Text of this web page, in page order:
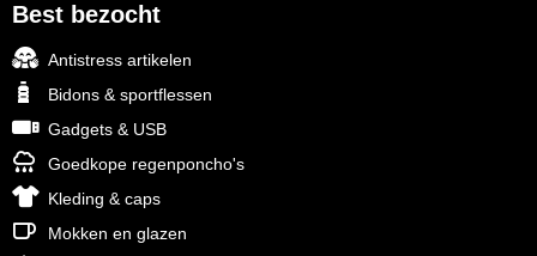
Best bezocht
Antistress artikelen
Bidons & sportflessen
Gadgets & USB
Goedkope regenponcho's
Kleding & caps
Mokken en glazen